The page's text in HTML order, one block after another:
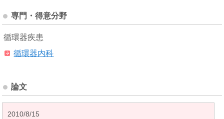
専門・得意分野
循環器疾患
循環器内科
論文
2010/8/15